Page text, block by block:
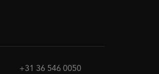
+31 36 546 0050